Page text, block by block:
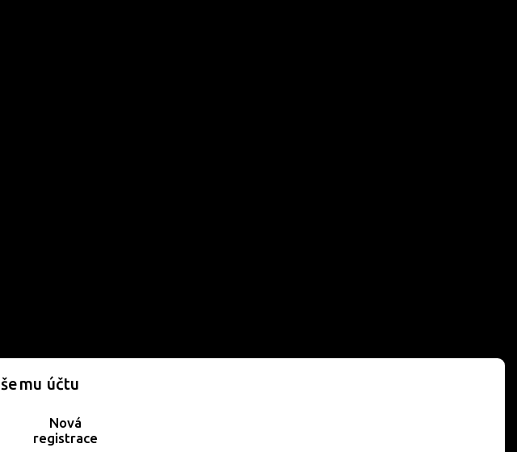
účtu
Nová
registrace